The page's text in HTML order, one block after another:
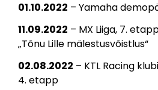
01.10.2022 – Yamaha
11.09.2022 – MX Liiga, 7.
„Tõnu Lille mälestusvõistlus“
02.08.2022 – KTL Racing
4. etapp